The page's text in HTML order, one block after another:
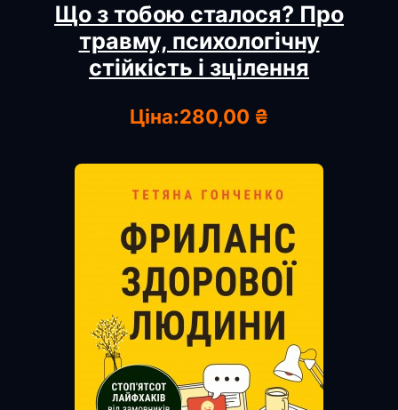
Що з тобою сталося? Про
травму, психологічну
стійкість і зцілення
Ціна:280,00 ₴